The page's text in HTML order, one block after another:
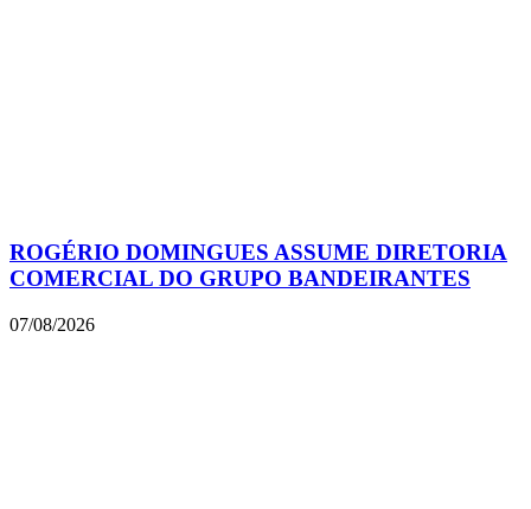
ROGÉRIO DOMINGUES ASSUME DIRETORIA
COMERCIAL DO GRUPO BANDEIRANTES
07/08/2026